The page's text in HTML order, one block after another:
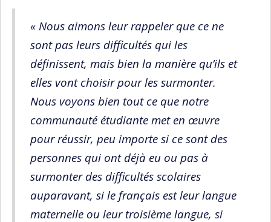
« Nous aimons leur rappeler que ce ne
sont pas leurs difficultés qui les
définissent, mais bien la manière qu’ils et
elles vont choisir pour les surmonter.
Nous voyons bien tout ce que notre
communauté étudiante met en œuvre
pour réussir, peu importe si ce sont des
personnes qui ont déjà eu ou pas à
surmonter des difficultés scolaires
auparavant, si le français est leur langue
maternelle ou leur troisième langue, si